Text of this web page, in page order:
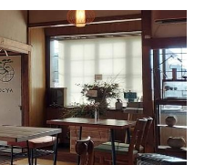
ったバージョンも美味しかった
ょうか。 PAISIBLEさ
介させてください！ 最後
ざいました！
ワード
イーツ#パン#カレー#柏駅
稿記事